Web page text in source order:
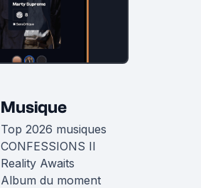
Musique
Top 2026 musiques
CONFESSIONS II
Reality Awaits
Album du moment